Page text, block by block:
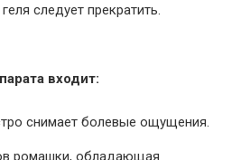
следует прекратить.
входит:
снимает болевые ощущения.
ромашки, обладающая